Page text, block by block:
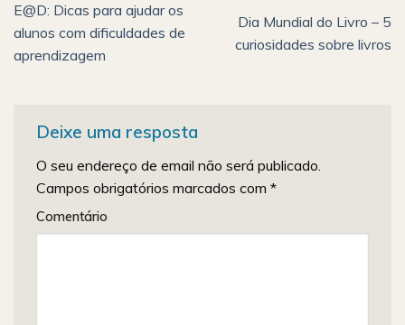
E@D: Dicas para ajudar os
alunos com dificuldades de
aprendizagem
Dia Mundial do Livro – 5
curiosidades sobre livros
Deixe uma resposta
O seu endereço de email não será publicado.
Campos obrigatórios marcados com *
Comentário